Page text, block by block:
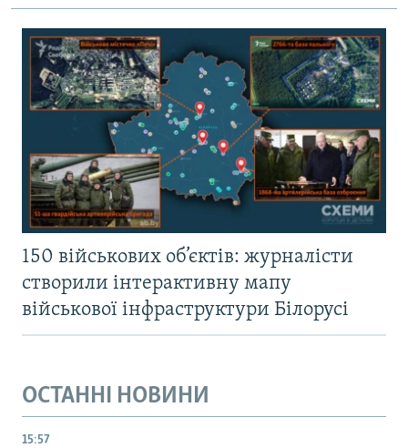
150 військових об’єктів: журналісти
створили інтерактивну мапу
військової інфраструктури Білорусі
ОСТАННІ НОВИНИ
15:57